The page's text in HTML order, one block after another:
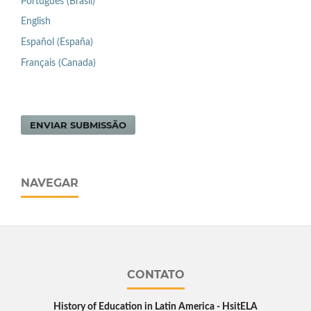
English
Español (España)
Français (Canada)
ENVIAR SUBMISSÃO
NAVEGAR
CONTATO
History of Education in Latin America - HsitELA